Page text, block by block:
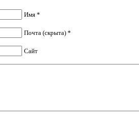
Имя *
Почта (скрыта) *
Сайт